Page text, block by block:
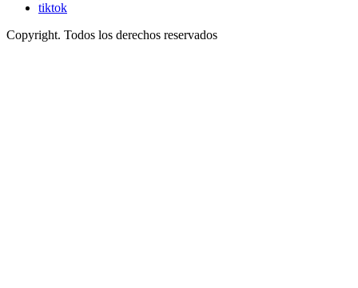
tiktok
Copyright. Todos los derechos reservados